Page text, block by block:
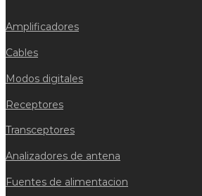
Amplificadores
Cables
Modos digitales
Receptores
Transceptores
Analizadores de antena
Fuentes de alimentacion